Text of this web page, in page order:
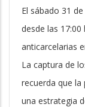
El sábado 31
desde las
anticarcelarias
La captura de
recuerda que la
una estrategia